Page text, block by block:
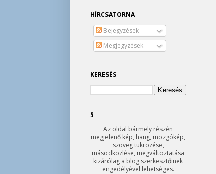
HÍRCSATORNA
Bejegyzések
Megjegyzések
KERESÉS
§
Az oldal bármely részén
megjelenő kép, hang, mozgókép,
szöveg tükrözése,
másodközlése, megváltoztatása
kizárólag a blog szerkesztőinek
engedélyével lehetséges.